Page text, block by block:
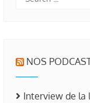
NOS
Interview de la